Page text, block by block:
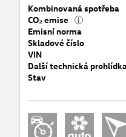
Kombinovaná spotřeba
CO₂ emise i
Emisní norma
Skladové číslo
VIN
Další technická
Stav